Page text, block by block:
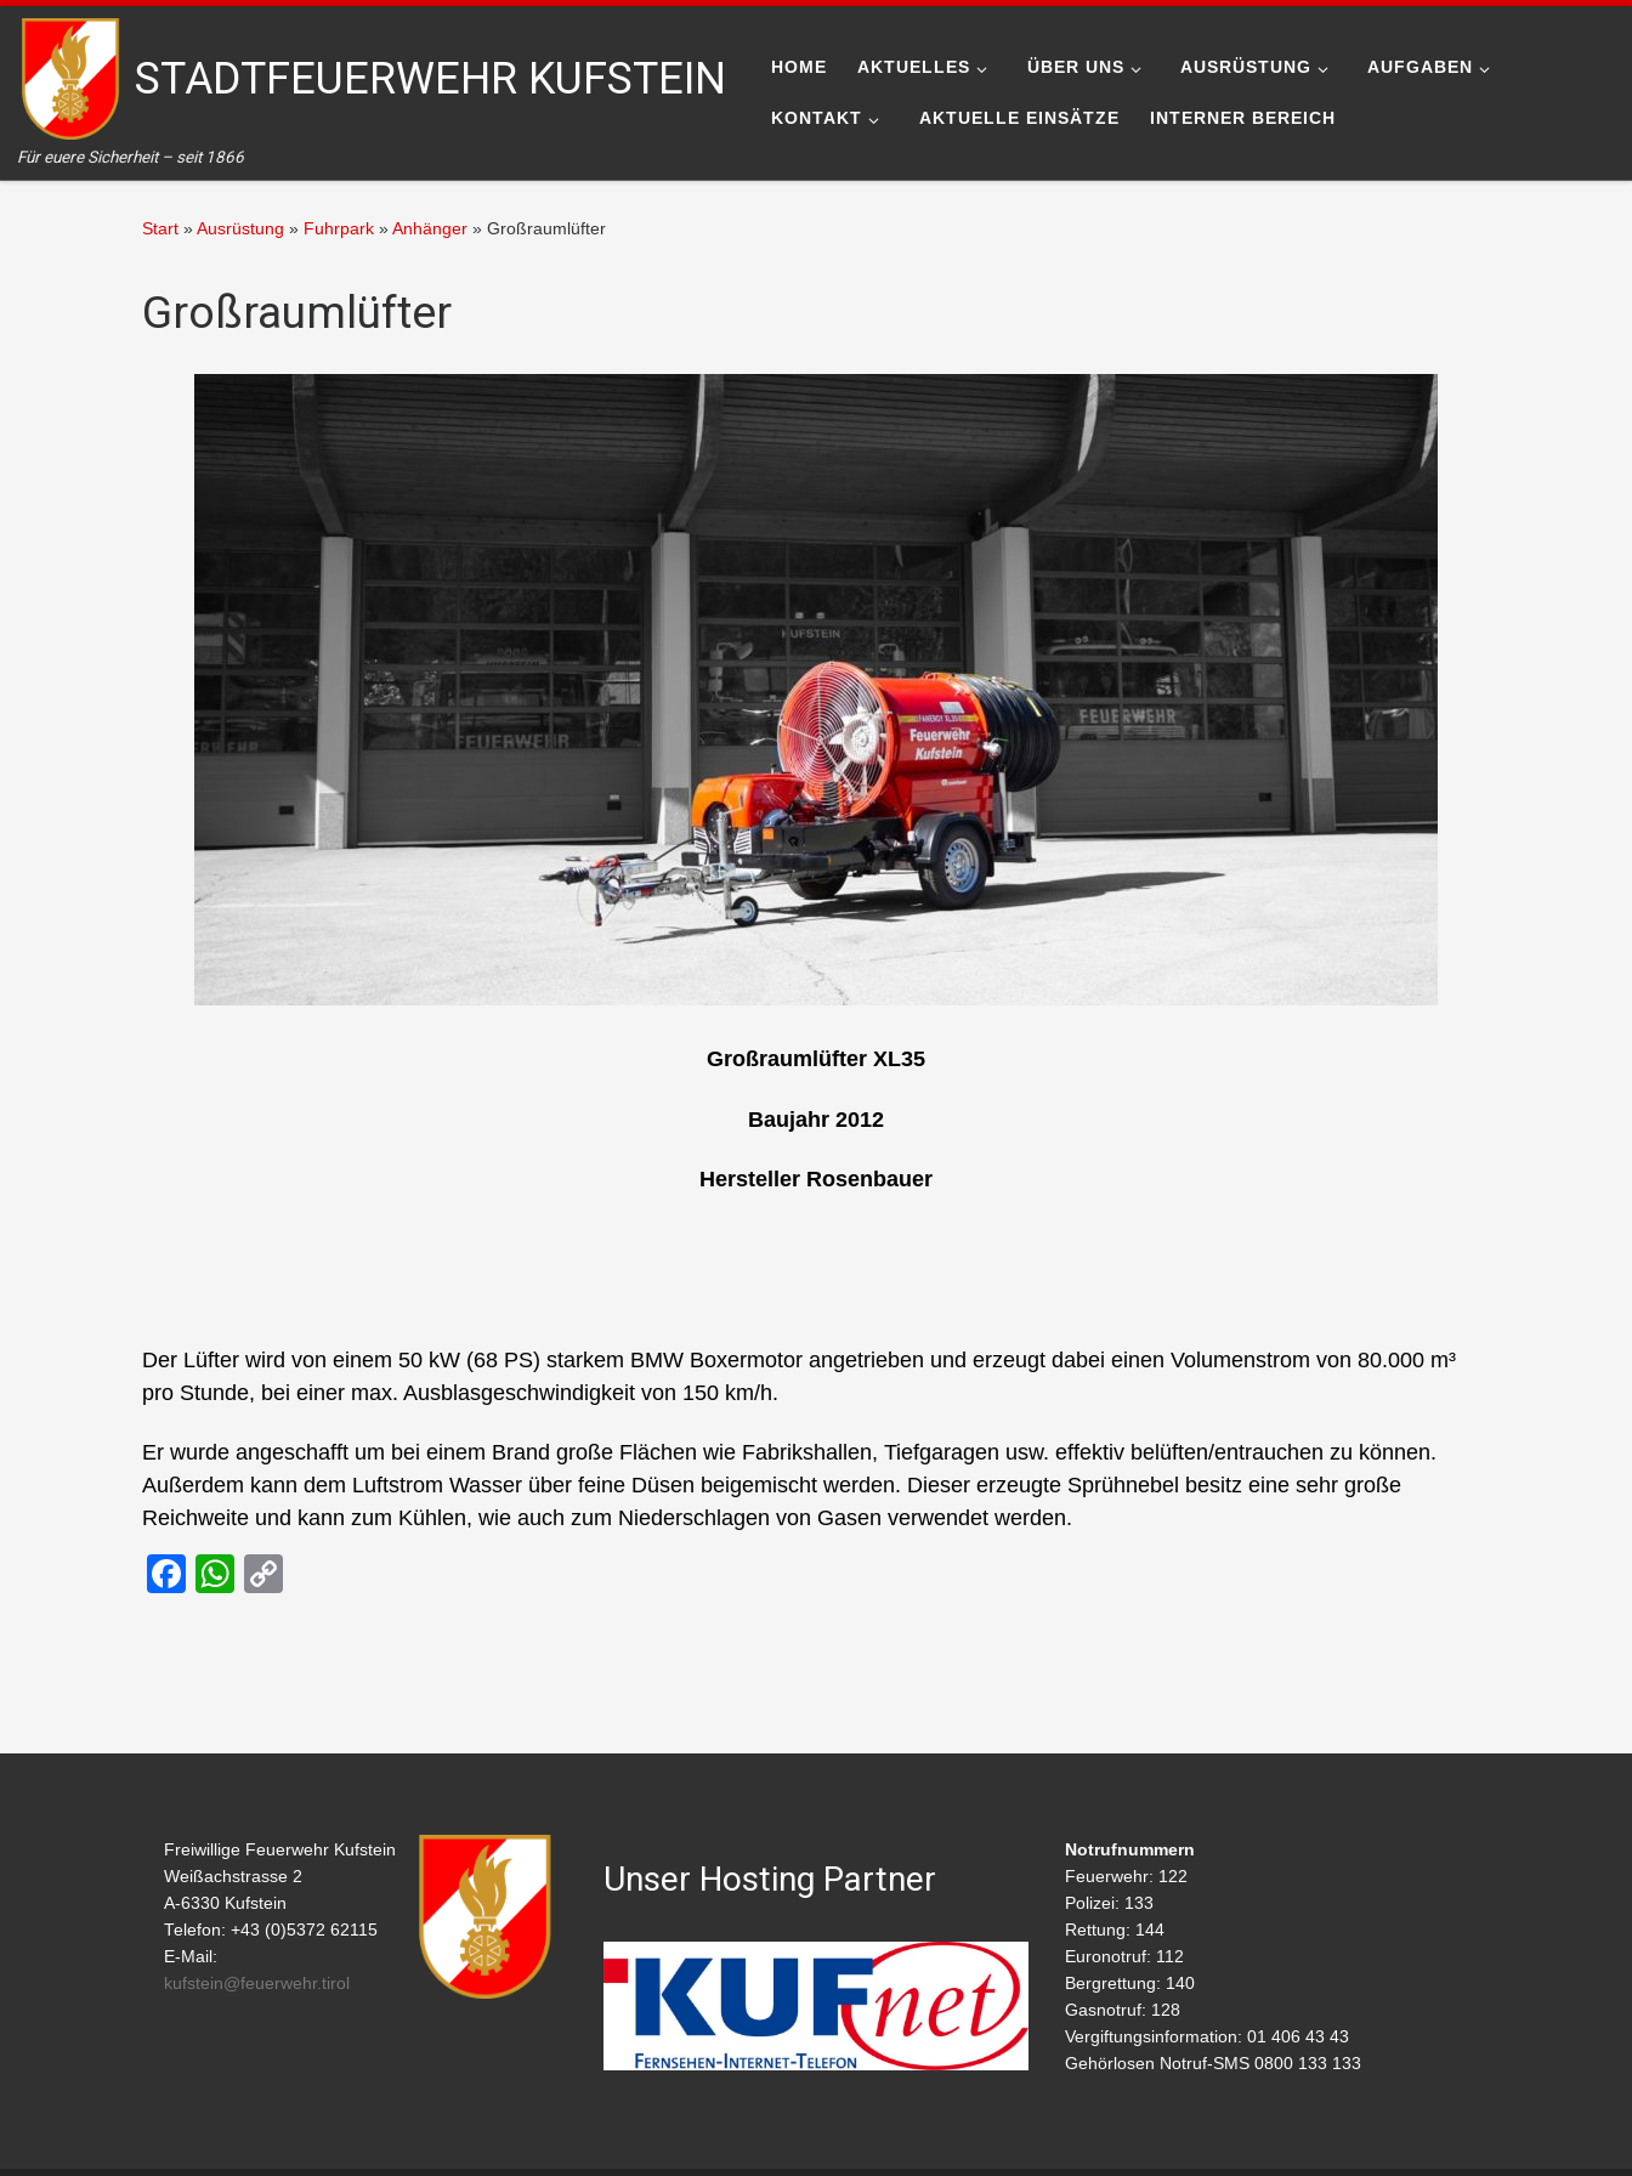
Zum Inhalt springen
STADTFEUERWEHR KUFSTEIN
Für euere Sicherheit – seit 1866
HOME AKTUELLES ÜBER UNS AUSRÜSTUNG AUFGABEN
KONTAKT AKTUELLE EINSÄTZE INTERNER BEREICH
Start »Ausrüstung » Fuhrpark »Anhänger » Großraumlüfter
Großraumlüfter
Großraumlüfter XL35
Baujahr 2012
Hersteller Rosenbauer
Der Lüfter wird von einem 50 kW (68 PS) starkem BMW Boxermotor angetrieben und erzeugt dabei einen Volumenstrom von 80.000 m³
pro Stunde, bei einer max. Ausblasgeschwindigkeit von 150 km/h.
Er wurde angeschafft um bei einem Brand große Flächen wie Fabrikshallen, Tiefgaragen usw. effektiv belüften/entrauchen zu können.
Außerdem kann dem Luftstrom Wasser über feine Düsen beigemischt werden. Dieser erzeugte Sprühnebel besitz eine sehr große
Reichweite und kann zum Kühlen, wie auch zum Niederschlagen von Gasen verwendet werden.
F
o
k
W
p
n
Freiwillige Feuerwehr Kufstein
Weißachstrasse 2
A-6330 Kufstein
Telefon: +43 (0)5372 62115
E-Mail:
kufstein@feuerwehr.tirol
Unser Hosting Partner
Notrufnummern
Feuerwehr: 122
Polizei: 133
Rettung: 144
Euronotruf: 112
Bergrettung: 140
Gasnotruf: 128
Vergiftungsinformation: 01 406 43 43
Gehörlosen Notruf-SMS 0800 133 133